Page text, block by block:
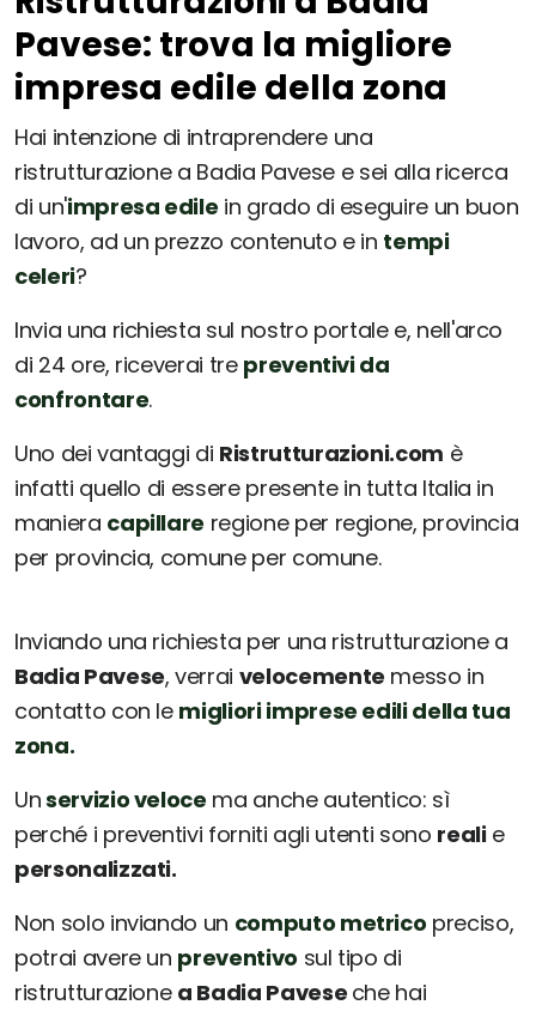
Pavese: trova la migliore
impresa edile della zona
Hai intenzione di intraprendere una
ristrutturazione a Badia Pavese e sei alla ricerca
di un'impresa edile in grado di eseguire un buon
lavoro, ad un prezzo contenuto e in tempi
celeri?
Invia una richiesta sul nostro portale e, nell'arco
di 24 ore, riceverai tre preventivi da
confrontare.
Uno dei vantaggi di Ristrutturazioni.com è
infatti quello di essere presente in tutta Italia in
maniera capillare regione per regione, provincia
per provincia, comune per comune.
Inviando una richiesta per una ristrutturazione a
Badia Pavese, verrai velocemente messo in
contatto con le migliori imprese edili della tua
zona.
Unservizio veloce ma anche autentico: sì
perché i preventivi forniti agli utenti sono realie
personalizzati.
Non solo inviando un computo metrico preciso,
potrai avere un preventivo sul tipo di
ristrutturazione a Badia Pavese che hai